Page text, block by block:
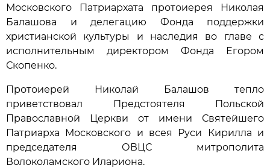
Московского Патриархата протоиерея Николая
Балашова и делегацию Фонда поддержки
христианской культуры и наследия во главе с
исполнительным директором Фонда Егором
Скопенко.
Протоиерей Николай Балашов тепло
приветствовал Предстоятеля Польской
Православной Церкви от имени Святейшего
Патриарха Московского и всея Руси Кирилла и
председателя ОВЦС митрополита
Волоколамского Илариона.